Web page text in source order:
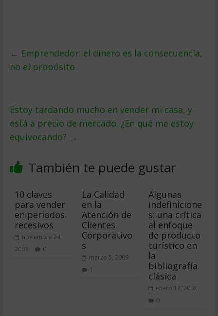
← Emprendedor: el dinero es la consecuencia,
no el propósito
Estoy tardando mucho en vender mi casa, y
está a precio de mercado. ¿En qué me estoy
equivocando? →
También te puede gustar
10 claves
para vender
en períodos
recesivos
noviembre 24,
2003
0
La Calidad
en la
Atención de
Clientes
Corporativo
s
marzo 5, 2009
1
Algunas
indefinicione
s: una crítica
al enfoque
de producto
turístico en
la
bibliografía
clásica
enero 17, 2007
0